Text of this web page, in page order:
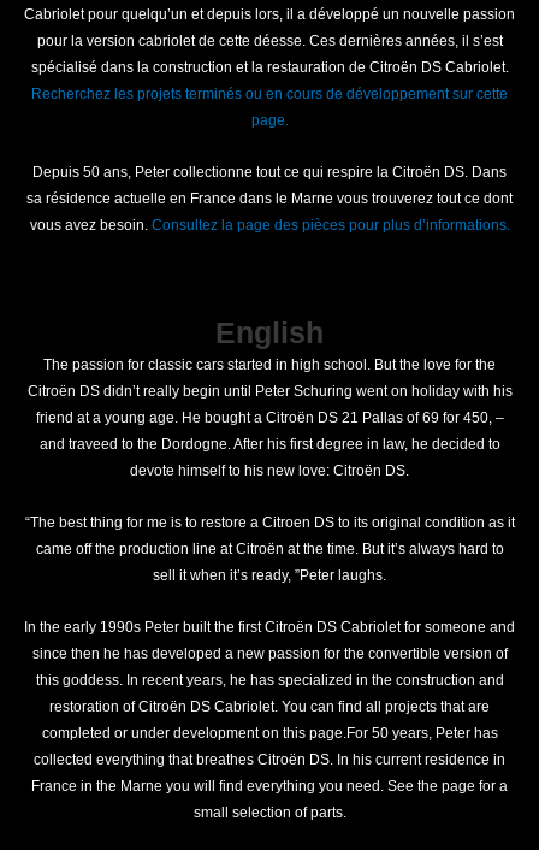
Cabriolet pour quelqu’un et depuis lors, il a développé un nouvelle passion
pour la version cabriolet de cette déesse. Ces dernières années, il s’est
spécialisé dans la construction et la restauration de Citroën DS Cabriolet.
Recherchez les projets terminés ou en cours de développement sur cette
page.
Depuis 50 ans, Peter collectionne tout ce qui respire la Citroën DS. Dans
sa résidence actuelle en France dans le Marne vous trouverez tout ce dont
vous avez besoin. Consultez la page des pièces pour plus d’informations.
English
The passion for classic cars started in high school. But the love for the
Citroën DS didn’t really begin until Peter Schuring went on holiday with his
friend at a young age. He bought a Citroën DS 21 Pallas of 69 for 450, –
and traveed to the Dordogne. After his first degree in law, he decided to
devote himself to his new love: Citroën DS.
“The best thing for me is to restore a Citroen DS to its original condition as it
came off the production line at Citroën at the time. But it’s always hard to
sell it when it’s ready, ”Peter laughs.
In the early 1990s Peter built the first Citroën DS Cabriolet for someone and
since then he has developed a new passion for the convertible version of
this goddess. In recent years, he has specialized in the construction and
restoration of Citroën DS Cabriolet. You can find all projects that are
completed or under development on this page.For 50 years, Peter has
collected everything that breathes Citroën DS. In his current residence in
France in the Marne you will find everything you need. See the page for a
small selection of parts.